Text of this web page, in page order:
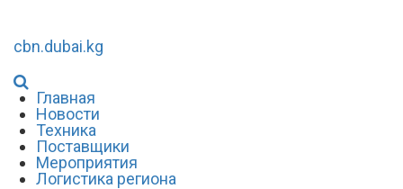
cbn.dubai.kg
Главная
Новости
Техника
Поставщики
Мероприятия
Логистика региона